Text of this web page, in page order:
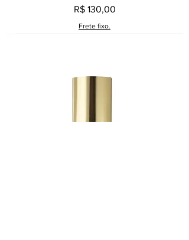
Preço
R$ 130,00
Frete fixo.